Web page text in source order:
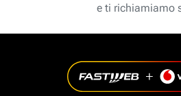
e ti richiamiamo